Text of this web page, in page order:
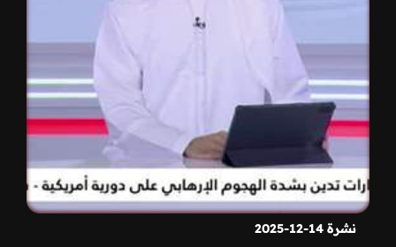
نشرة 14-12-2025